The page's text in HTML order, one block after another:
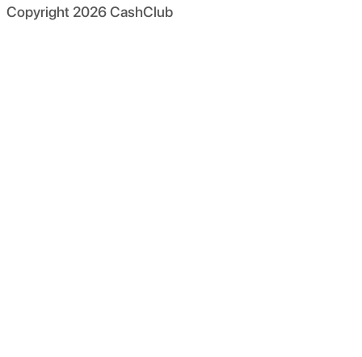
Copyright 2026CashClub